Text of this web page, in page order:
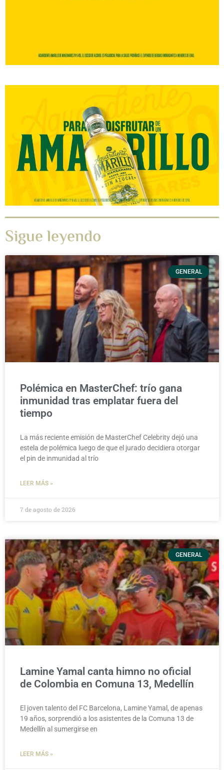
Sigue leyendo
GENERAL
Polémica en MasterChef: trío gana
inmunidad tras emplatar fuera del
tiempo
La más reciente emisión de MasterChef Celebrity dejó una
estela de polémica luego de que el jurado decidiera otorgar
el pin de inmunidad al trío
LEER MÁS »
7 de agosto de 2026
GENERAL
Lamine Yamal canta himno no oficial
de Colombia en Comuna 13, Medellín
El joven talento del FC Barcelona, Lamine Yamal, de apenas
19 años, sorprendió a los asistentes de la Comuna 13 de
Medellín al sumergirse en
LEER MÁS »